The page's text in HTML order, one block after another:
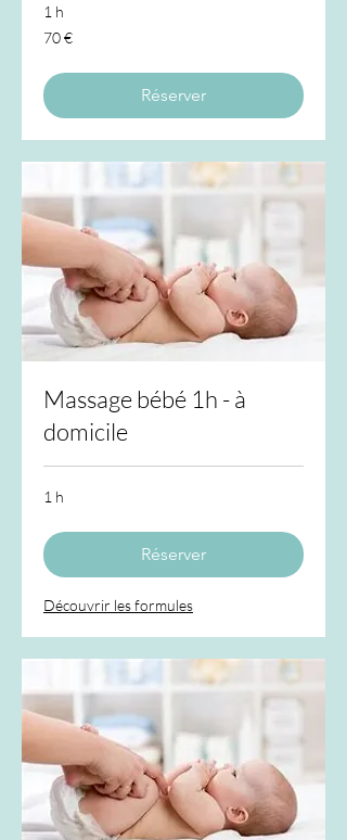
1 h
70
euros
70 €
Réserver
Massage bébé 1h - à
domicile
1 h
Réserver
Découvrir les formules